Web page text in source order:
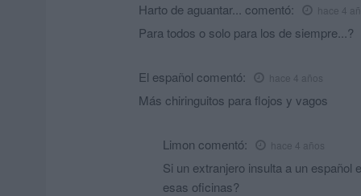
Harto de aguantar... comentó: hace 4
Para todos o solo para los de siempre...?
El español comentó: hace 4 años
Más chiringuitos para flojos y vagos
Limon comentó: hace 4 años
Si un extranjero insulta a un español
esas oficinas?